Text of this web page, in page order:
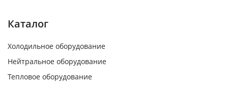
Каталог
Холодильное оборудование
Нейтральное оборудование
Тепловое оборудование